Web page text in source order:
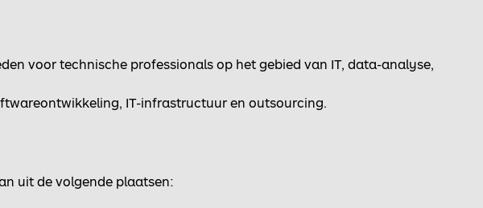
voor technische professionals op het gebied van IT, data-analyse,
IT-infrastructuur en outsourcing.
uit de volgende plaatsen: